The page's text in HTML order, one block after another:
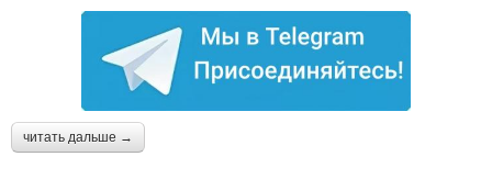
читать дальше →